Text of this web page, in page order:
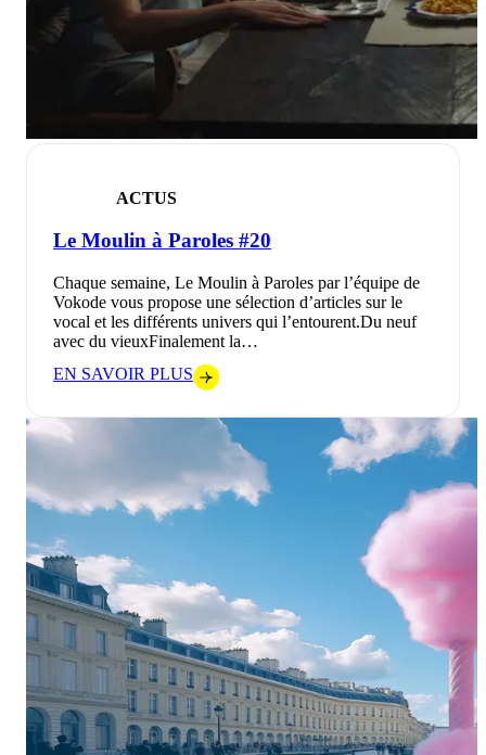
ACTUS
Le Moulin à Paroles #20
Chaque semaine, Le Moulin à Paroles par l’équipe de
Vokode vous propose une sélection d’articles sur le
vocal et les différents univers qui l’entourent.Du neuf
avec du vieuxFinalement la…
EN SAVOIR PLUS